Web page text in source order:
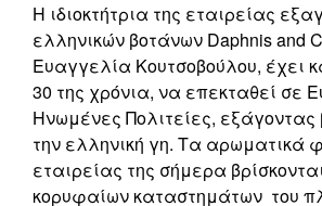
Η ιδιοκτήτρια της εταιρείας
ελληνικών βοτάνων Daphnis and
Ευαγγελία Κουτσοβούλου, έχει
30 της χρόνια, να επεκταθεί σε
Ηνωμένες Πολιτείες,
την ελληνική γη. Τα αρωματικά
εταιρείας της σήμερα
κορυφαίων καταστημάτων του